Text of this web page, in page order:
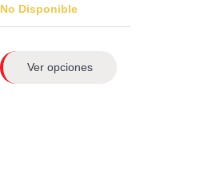
No Disponible
Ver opciones